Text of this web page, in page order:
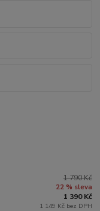
1 790 Kč
22 % sleva
1 390 Kč
1 149 Kč bez DPH